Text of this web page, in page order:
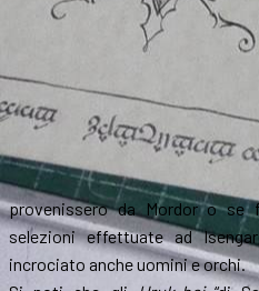
provenissero da Mordor o
selezioni effettuate ad
incrociato anche uomini e orchi.